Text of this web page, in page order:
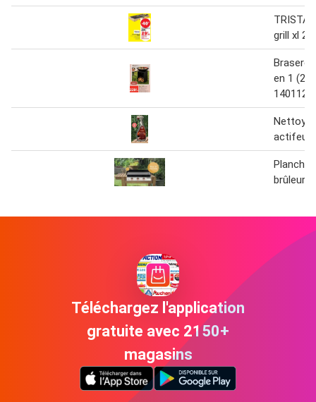
grill xl
Brasero
en 1
1401127
actifeu
Plancha
brûleurs
Téléchargez l'application
gratuite avec 2150+
magasins